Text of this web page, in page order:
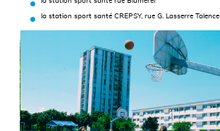
la station sport santé CREPSY, rue G. Lasserre Talence